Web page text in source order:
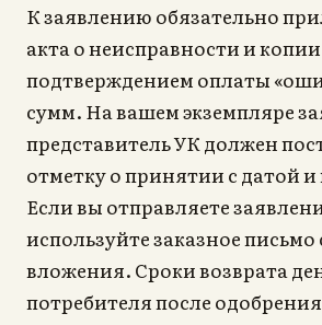
К заявлению обязательно
акта о неисправности и
подтверждением оплаты
сумм. На вашем экземпляре
представитель УК должен
отметку о принятии с датой
Если вы отправляете
используйте заказное письмо
вложения. Сроки возврата
потребителя после